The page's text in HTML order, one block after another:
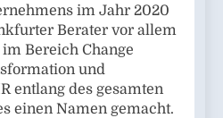
im Jahr 2020
Berater vor allem
Bereich Change
und
entlang des gesamten
einen Namen gemacht.